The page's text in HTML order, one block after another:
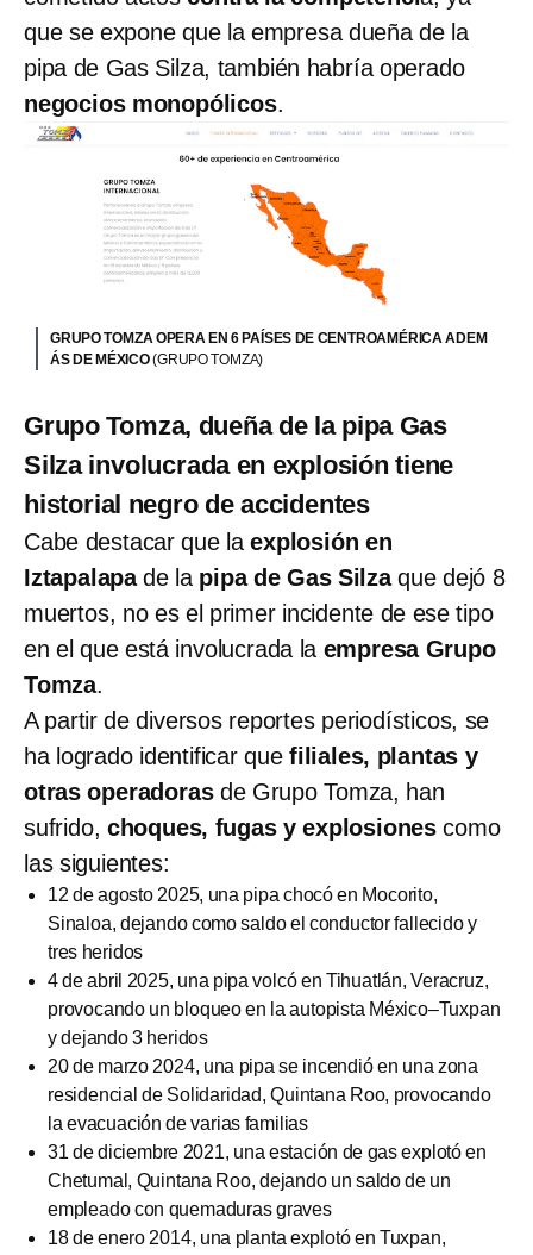
que se expone que la empresa dueña de la
pipa de Gas Silza, también habría operado
negocios monopólicos.
GRUPO TOMZA OPERA EN 6 PAÍSES DE CENTROAMÉRICA ADEM
ÁS DE MÉXICO(GRUPO TOMZA)
Grupo Tomza, dueña de la pipa Gas
Silza involucrada en explosión tiene
historial negro de accidentes
Cabe destacar que laexplosión en
Iztapalapade la pipa de Gas Silzaque dejó 8
muertos, no es el primer incidente de ese tipo
en el que está involucrada la empresa Grupo
Tomza.
A partir de diversos reportes periodísticos, se
ha logrado identificar quefiliales, plantas y
otras operadoras de Grupo Tomza, han
sufrido, choques, fugas y explosiones como
las siguientes:
12 de agosto 2025, una pipa chocó en Mocorito,
Sinaloa, dejando como saldo el conductor fallecido y
tres heridos
4 de abril 2025, una pipa volcó en Tihuatlán, Veracruz,
provocando un bloqueo en la autopista México–Tuxpan
y dejando 3 heridos
20 de marzo 2024, una pipa se incendió en una zona
residencial de Solidaridad, Quintana Roo, provocando
la evacuación de varias familias
31 de diciembre 2021, una estación de gas explotó en
Chetumal, Quintana Roo, dejando un saldo de un
empleado con quemaduras graves
18 de enero 2014, una planta explotó en Tuxpan,